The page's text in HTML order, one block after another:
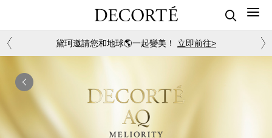
黛珂邀請您和地球🌎一起變美！ 立即前往>